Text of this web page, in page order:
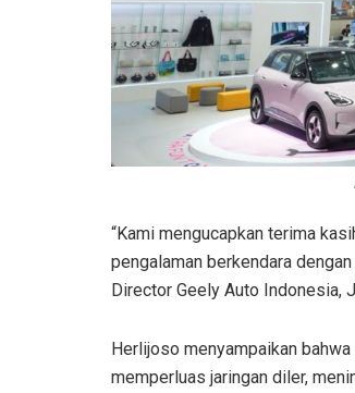
“Kami mengucapkan terima
pengalaman berkendara
Director Geely Auto Indonesia,
Herlijoso menyampaikan
memperluas jaringan diler,